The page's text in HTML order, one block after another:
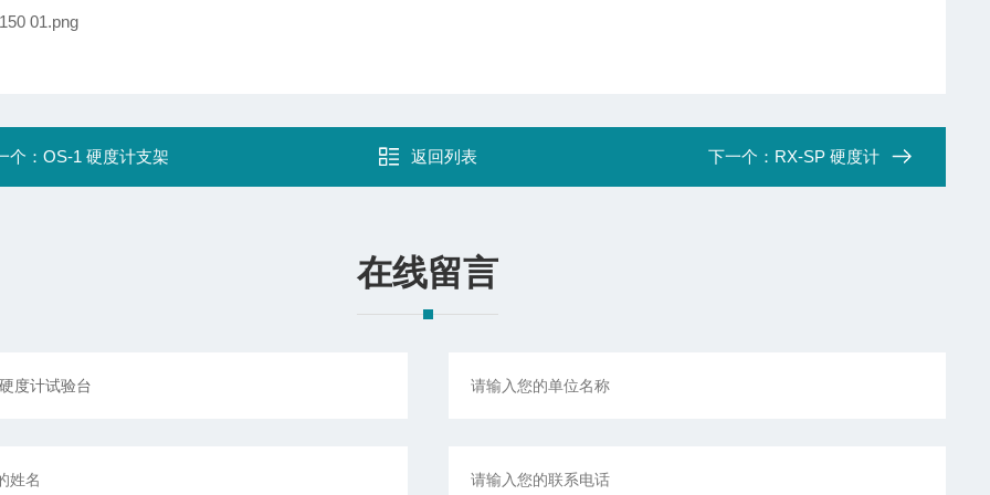
个：OS-1 硬度计支架 返回列表 下一个： RX-SP 硬度计
在线留言